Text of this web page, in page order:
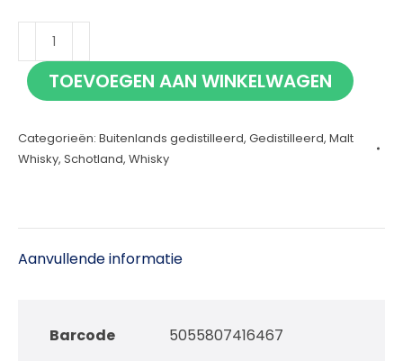
Octomore
14.1
70cl TOEVOEGEN AAN WINKELWAGEN
Categorieën: Buitenlands gedistilleerd, Gedistilleerd, Malt
Whisky, Schotland, Whisky
Aanvullende informatie
Barcode 5055807416467